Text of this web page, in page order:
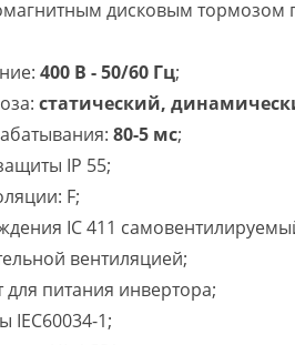
дисковым тормозом
400 В - 50/60 Гц;
статический,
80-5 мс;
IP 55;
F;
IC 411
вентиляцией;
для питания инвертора;
IEC60034-1;